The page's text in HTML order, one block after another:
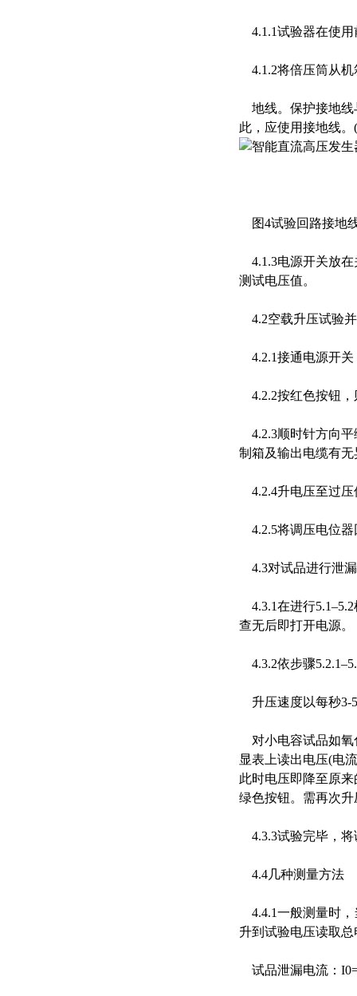
4.1.1试验器在使用
4.1.2将倍压筒从机
地线。保护接地线
此，应使用接地线。
图4试验回路接地
4.1.3电源开关放在
测试电压值。
4.2空载升压试验
4.2.1接通电源开关
4.2.2按红色按钮，
4.2.3顺时针方向平
制箱及输出电缆有
4.2.4升电压至过压
4.2.5将调压电位器
4.3对试品进行泄
4.3.1在进行
查无后即打开电源。
4.3.2依步骤
升压速度以每秒3-
对小电容试品如氧
显表上读出电压(电
此时电压即降至原
绿色按钮。需再次
4.3.3试验完毕，将
4.4几种测量方法
4.4.1一般测量时，
升到试验电压读取总
试品泄漏电流：